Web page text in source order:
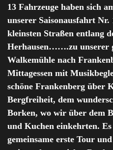
13 Fahrzeuge haben sich
unserer Saisonausfahrt
kleinsten Straßen entlang
Herhausen…….zu unserer
Walkemühle nach
Mittagessen mit
schöne Frankenberg über
Bergfreiheit, dem
Borken, wo wir über dem
und Kuchen einkehrten.
gemeinsame erste Tour